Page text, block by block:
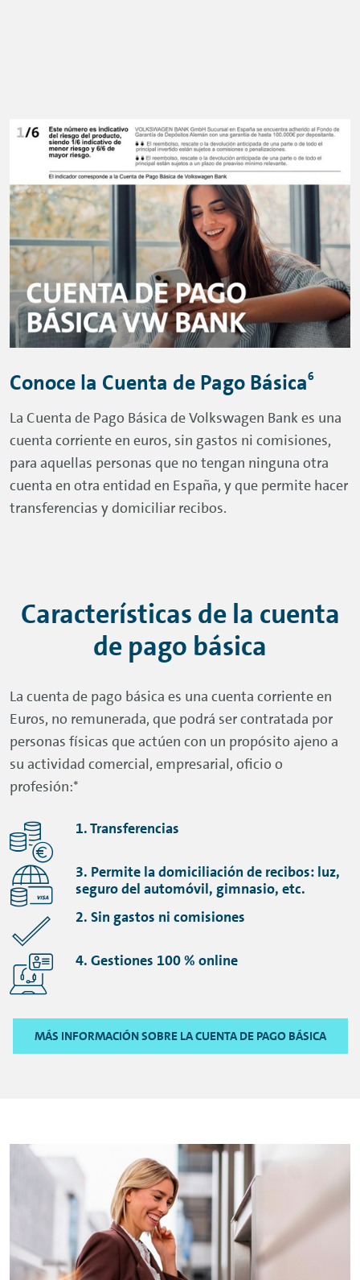
Conoce la Cuenta de Pago Básica6
La Cuenta de Pago Básica de Volkswagen Bank es una
cuenta corriente en euros, sin gastos ni comisiones,
para aquellas personas que no tengan ninguna otra
cuenta en otra entidad en España, y que permite hacer
transferencias y domiciliar recibos.
Características de la cuenta
de pago básica
La cuenta de pago básica es una cuenta corriente en
Euros, no remunerada, que podrá ser contratada por
personas físicas que actúen con un propósito ajeno a
su actividad comercial, empresarial, oficio o
profesión:*
1. Transferencias
3. Permite la domiciliación de recibos: luz,
seguro del automóvil, gimnasio, etc.
2. Sin gastos ni comisiones
4. Gestiones 100 % online
MÁS INFORMACIÓN SOBRE LA CUENTA DE PAGO BÁSICA